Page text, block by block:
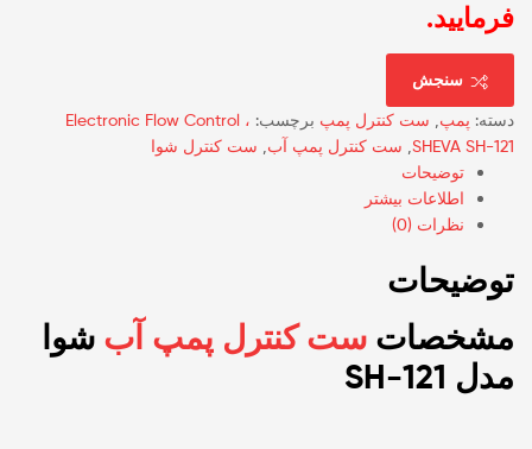
فرمایید.
سنجش
دسته: پمپ ست کنترل پمپ برچسب: Electronic Flow Control ،
SHEVA SH-121 ست کنترل پمپ آب ست کنترل شوا
توضیحات
اطلاعات بیشتر
نظرات (0)
توضیحات
مشخصات ست کنترل پمپ آب شوا
مدل SH-121